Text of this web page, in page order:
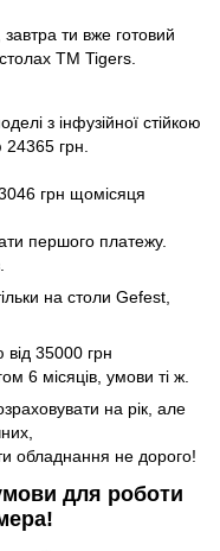
ти вже готовий
ТМ Tigers.
з інфузійної стійкою
24365 грн.
грн щомісяця
першого платежу.
на столи Gefest,
від 35000 грн
6 місяців, умови ті ж.
на рік, але
обладнання не дорого!
для роботи